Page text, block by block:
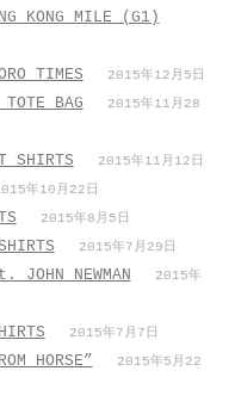
KONG MILE (G1)
TIMES 2015年12月5日
BAG
2015年11月28
SHIRTS 2015年11月12日
年10月22日
2015年8月5日
2015年7月29日
JOHN NEWMAN
2015年
2015年7月7日
HORSE”
2015年5月22